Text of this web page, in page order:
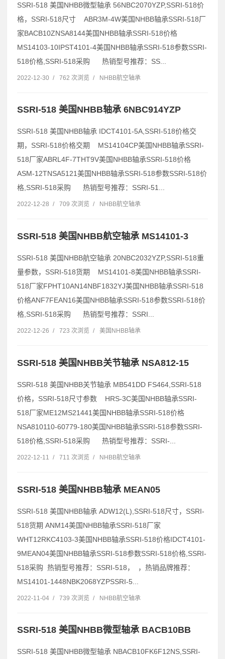
SSRI-518 美国NHBB微型轴承 56NBC2070YZP,SSRI-518价
格，SSRI-518尺寸 ABR3M-4W美国NHBB轴承SSRI-518厂
家BACB10ZNSA8144美国NHBB轴承SSRI-518价格
MS14103-10IPST4101-4美国NHBB轴承SSRI-518参数SSRI-
518价格,SSRI-518采购 热销型号推荐：SS...
2022-12-30 / 762 次浏览 / NHBB航空轴承
SSRI-518 美国NHBB轴承 6NBC914YZP
SSRI-518 美国NHBB轴承 IDCT4101-5A,SSRI-518价格交
期，SSRI-518价格交期 MS14104CP美国NHBB轴承SSRI-
518厂家ABRL4F-7THT9V美国NHBB轴承SSRI-518价格
ASM-12TNSA5121美国NHBB轴承SSRI-518参数SSRI-518价
格,SSRI-518采购 热销型号推荐：SSRI-51...
2022-12-28 / 709 次浏览 / NHBB航空轴承
SSRI-518 美国NHBB航空轴承 MS14101-3
SSRI-518 美国NHBB航空轴承 20NBC2032YZP,SSRI-518重
量参数，SSRI-518货期 MS14101-8美国NHBB轴承SSRI-
518厂家FPHT10AN14NBF1832YJ美国NHBB轴承SSRI-518
价格ANF7FEAN16美国NHBB轴承SSRI-518参数SSRI-518价
格,SSRI-518采购 热销型号推荐：SSRI...
2022-12-26 / 723 次浏览 / 美国NHBB轴承
SSRI-518 美国NHBB关节轴承 NSA812-15
SSRI-518 美国NHBB关节轴承 MB541DD FS464,SSRI-518
价格，SSRI-518尺寸参数 HRS-3C美国NHBB轴承SSRI-
518厂家ME12MS21441美国NHBB轴承SSRI-518价格
NSA810110-60779-180美国NHBB轴承SSRI-518参数SSRI-
518价格,SSRI-518采购 热销型号推荐：SSRI-...
2022-12-11 / 711 次浏览 / NHBB航空轴承
SSRI-518 美国NHBB轴承 MEAN05
SSRI-518 美国NHBB轴承 ADW12(L),SSRI-518尺寸，SSRI-
518货期 ANM14美国NHBB轴承SSRI-518厂家
WHT12RKC4103-3美国NHBB轴承SSRI-518价格IDCT4101-
9MEAN04美国NHBB轴承SSRI-518参数SSRI-518价格,SSRI-
518采购 热销型号推荐：SSRI-518， ，热销品牌推荐：
MS14101-1448NBK2068YZPSSRI-5...
2022-11-04 / 739 次浏览 / NHBB航空轴承
SSRI-518 美国NHBB微型轴承 BACB10BB
SSRI-518 美国NHBB微型轴承 NBACB10FK6F12NS,SSRI-